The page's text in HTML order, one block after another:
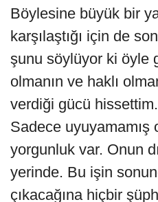
Böylesine büyük bir
karşılaştığı için de
şunu söylüyor ki öyle
olmanın ve haklı
verdiği gücü
Sadece uyuyamamış
yorgunluk var. Onun
yerinde. Bu işin
çıkacağına hiçbir